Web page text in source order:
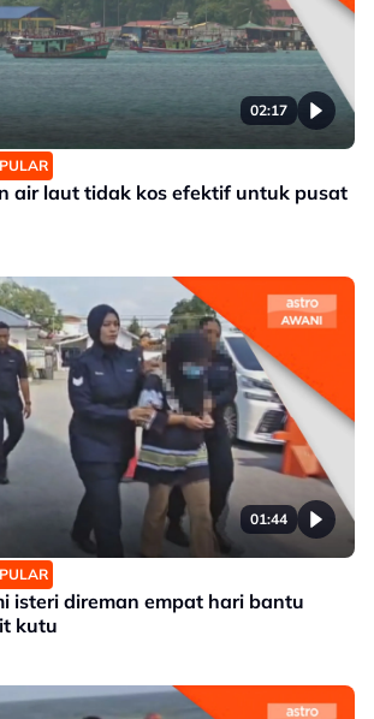
02:17
air laut tidak kos efektif untuk pusat
01:44
isteri direman empat hari bantu
kutu